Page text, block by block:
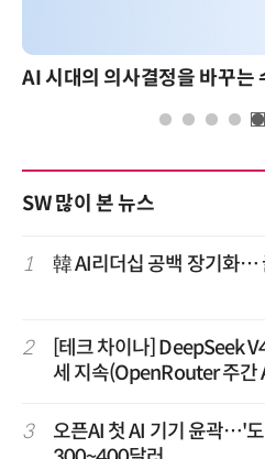
SW 많이 본 뉴스
1 韓 AI리더십 공백 장기화…
2
[테크 차이나] DeepSeek
세 지속(OpenRouter 주간
3
오픈AI 첫 AI 기기 윤곽…'